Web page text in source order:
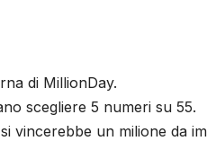
di MillionDay.
scegliere 5 numeri su 55.
vincerebbe un milione da